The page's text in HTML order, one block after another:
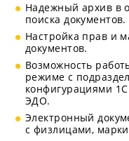
Надежный архив в
поиска документов.
Настройка прав и
документов.
Возможность
режиме с
конфигурациями
ЭДО.
Электронный
с физлицами,